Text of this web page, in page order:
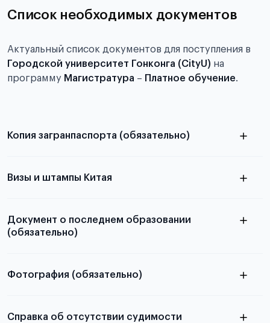
Список необходимых документов
Актуальный список документов для поступления в
Городской университет Гонконга (CityU) на
программу Магистратура – Платное обучение.
Копия загранпаспорта (обязательно)
паспорта
Визы и штампы Китая
Документ о последнем образовании
(обязательно)
абитуриентов, изложена в статье.
Фотография (обязательно)
Справка об отсутствии судимости